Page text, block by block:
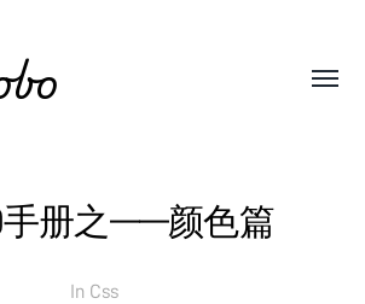
手册之——颜色篇
In Css